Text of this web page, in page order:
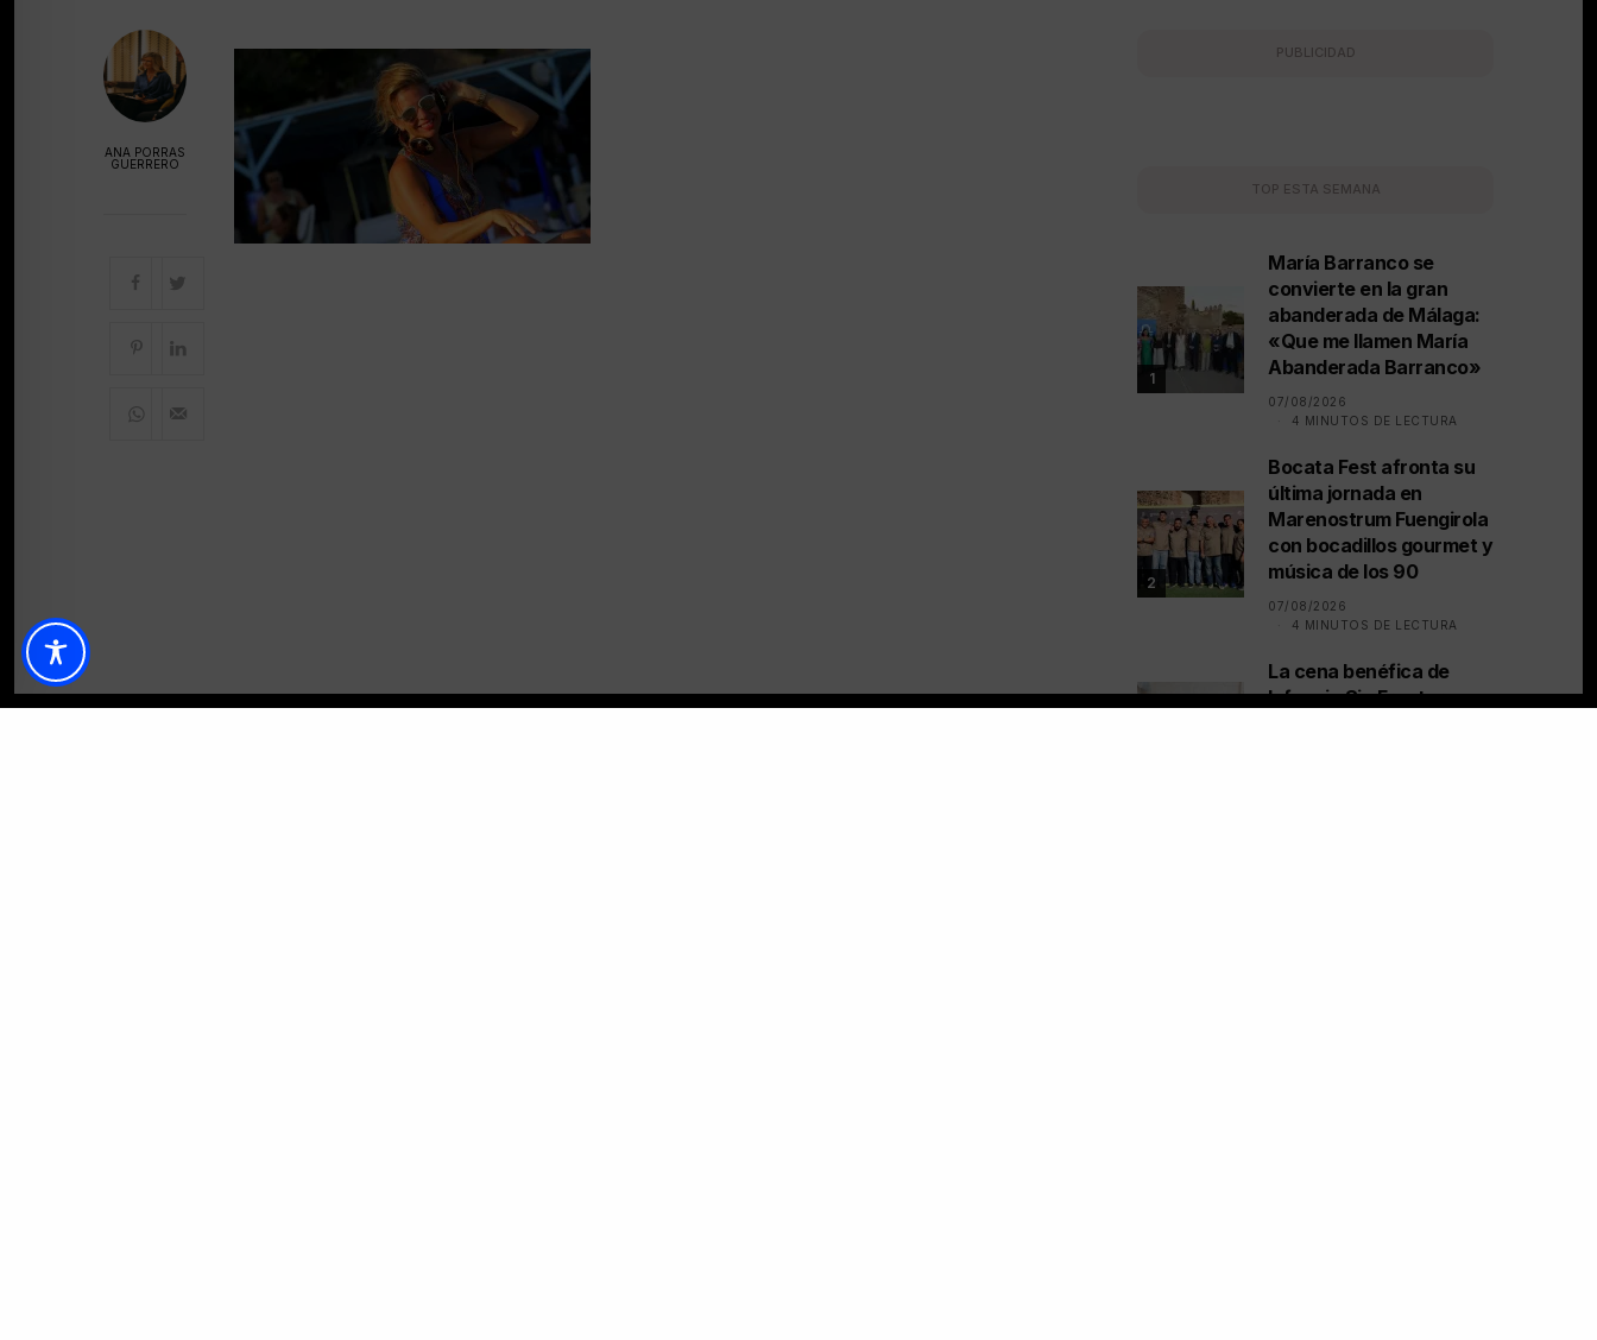
ANA PORRAS
GUERRERO
PUBLICIDAD
TOP ESTA SEMANA
1
María Barranco se
convierte en la gran
abanderada de Málaga:
«Que me llamen María
Abanderada Barranco»
07/08/2026
4 MINUTOS DE LECTURA
2
Bocata Fest afronta su
última jornada en
Marenostrum Fuengirola
con bocadillos gourmet y
música de los 90
07/08/2026
4 MINUTOS DE LECTURA
La cena benéfica de
Infancia Sin Fronteras